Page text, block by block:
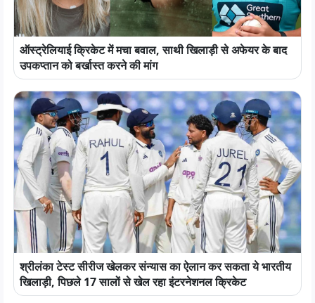
ऑस्ट्रेलियाई क्रिकेट में मचा बवाल, साथी खिलाड़ी से अफेयर के बाद
उपकप्तान को बर्खास्त करने की मांग
श्रीलंका टेस्ट सीरीज खेलकर संन्यास का ऐलान कर सकता ये भारतीय
खिलाड़ी, पिछले 17 सालों से खेल रहा इंटरनेशनल क्रिकेट